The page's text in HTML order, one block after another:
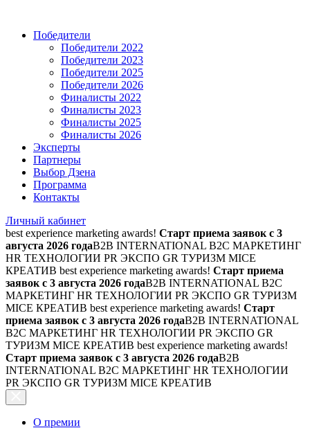
Победители
Победители 2022
Победители 2023
Победители 2025
Победители 2026
Финалисты 2022
Финалисты 2023
Финалисты 2025
Финалисты 2026
Эксперты
Партнеры
Выбор Дзена
Программа
Контакты
Личный кабинет
best experience marketing awards! Старт приема заявок с 3
августа 2026 годаB2B INTERNATIONAL B2C МАРКЕТИНГ
HR ТЕХНОЛОГИИ PR ЭКСПО GR ТУРИЗМ MICE
КРЕАТИВ best experience marketing awards! Старт приема
заявок с 3 августа 2026 годаB2B INTERNATIONAL B2C
МАРКЕТИНГ HR ТЕХНОЛОГИИ PR ЭКСПО GR ТУРИЗМ
MICE КРЕАТИВ best experience marketing awards! Старт
приема заявок с 3 августа 2026 годаB2B INTERNATIONAL
B2C МАРКЕТИНГ HR ТЕХНОЛОГИИ PR ЭКСПО GR
ТУРИЗМ MICE КРЕАТИВ best experience marketing awards!
Старт приема заявок с 3 августа 2026 годаB2B
INTERNATIONAL B2C МАРКЕТИНГ HR ТЕХНОЛОГИИ
PR ЭКСПО GR ТУРИЗМ MICE КРЕАТИВ
О премии